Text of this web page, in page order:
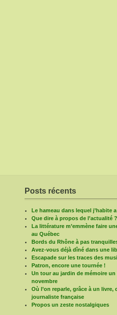
Posts récents
Le hameau dans lequel j’habite
Que dire à propos de l’actualité ?
La littérature m’emmène faire
au Québec
Bords du Rhône à pas
Avez-vous déjà dîné dans une
Escapade sur les traces des
Patron, encore une tournée !
Un tour au jardin de mémoire un
novembre
Où l’on reparle, grâce à un livre,
journaliste française
Propos un zeste nostalgiques